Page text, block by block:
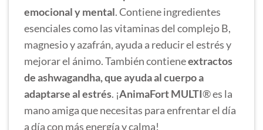
emocional y mental. Contiene ingredientes
esenciales como las vitaminas del complejo B,
magnesio y azafrán, ayuda a reducir el estrés y
mejorar el ánimo. También contieneextractos
de ashwagandha, que ayuda al cuerpo a
adaptarse al estrés. ¡AnimaFort MULTI® es la
mano amiga que necesitas para enfrentar el día
a día con más energía y calma!